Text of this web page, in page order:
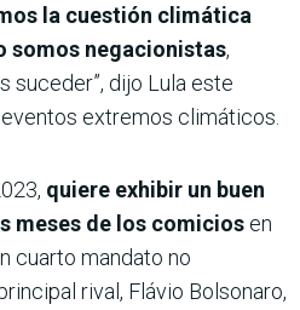
la cuestión climática
somos negacionistas,
suceder”, dijo Lula este
extremos climáticos.
quiere exhibir un buen
meses de los comicios en
cuarto mandato no
rival, Flávio Bolsonaro,